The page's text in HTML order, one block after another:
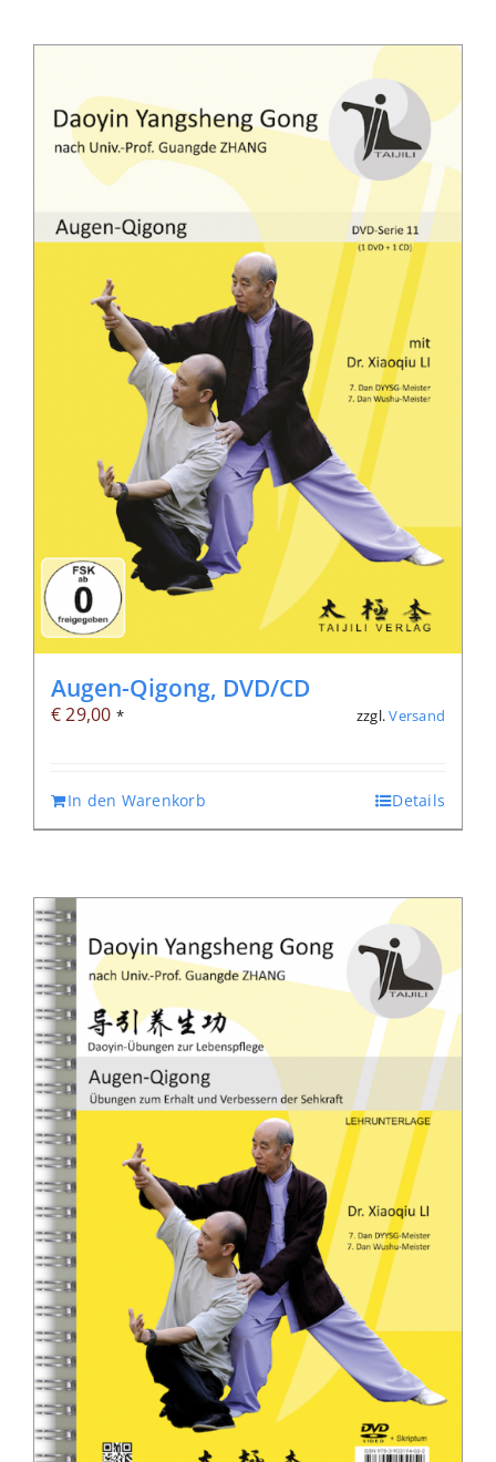
Augen-Qigong, DVD/CD
€29,00 * zzgl.Versand
In den Warenkorb Details